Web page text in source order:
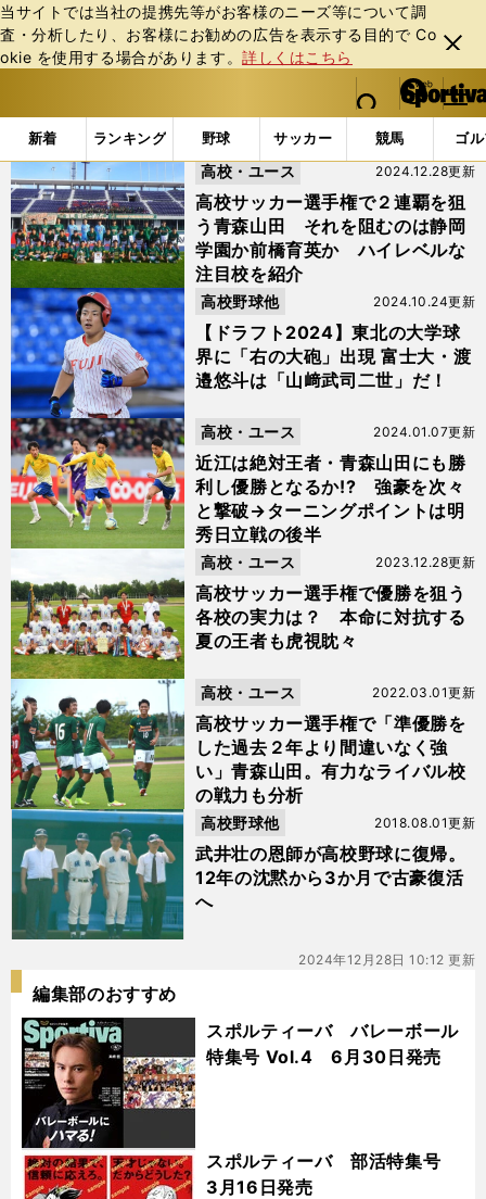
当サイトでは当社の提携先等がお客様のニーズ等について調
査・分析したり、お客様にお勧めの広告を表⽰する⽬的で Co
okie を使⽤する場合があります。詳しくはこちら
閉じ
る
web Sportiva (webスポルティーバ)
検索
マイペ
ー
ジ
メニュ
新着 ランキング 野球 サッカー 競馬 ゴ
b
ス
ポ
ル
テ
ィ
ー
バ
「#堀越」の最新ニュース・ 情報
高校サッカー選手権で２連覇を狙
う青森山田 それを阻むのは静岡
学園か前橋育英か ハイレベルな
注目校を紹介
2024.12.28更新
高校・ユース
【ドラフト2024】東北の大学球
界に「右の大砲」出現 富士大・渡
邉悠斗は「山﨑武司二世」だ！
2024.10.24更新
高校野球他
近江は絶対王者・青森山田にも勝
利し優勝となるか!? 強豪を次々
と撃破→ターニングポイントは明
秀日立戦の後半
2024.01.07更新
高校・ユース
高校サッカー選手権で優勝を狙う
各校の実力は？ 本命に対抗する
夏の王者も虎視眈々
2023.12.28更新
高校・ユース
高校サッカー選手権で「準優勝を
した過去２年より間違いなく強
い」青森山田。有力なライバル校
の戦力も分析
2022.03.01更新
高校・ユース
武井壮の恩師が高校野球に復帰。
12年の沈黙から3か月で古豪復活
へ
2018.08.01更新
高校野球他
2024年12月28日 10:12 更新
編集部のおすすめ
スポルティーバ バレーボール
特集号 Vol.4 6月30日発売
スポルティーバ 部活特集号
3月16日発売